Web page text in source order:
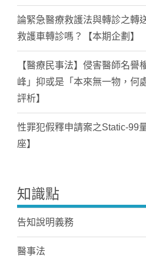
論緊急醫療救護法與轉診之轉
救護車轉診嗎？【本期企劃】
【醫療民事法】侵害醫師名譽
峰」抑或是「本來無一物，何
評析】
性罪犯假釋申請案之Static-99
座】
知識點
告知說明義務
醫事法